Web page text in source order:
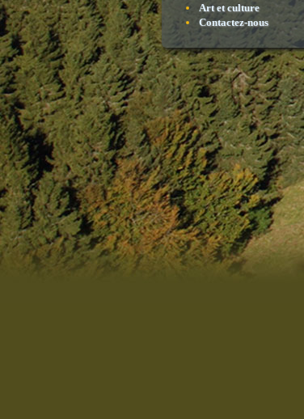
Art et culture
Contactez-nous